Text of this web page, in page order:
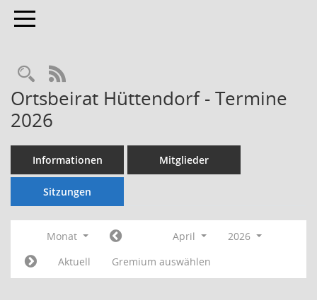
Toggle navigation
Rechercheauswahl
RSS-Feed
Ortsbeirat Hüttendorf - Termine
2026
Informationen Mitglieder
Sitzungen
Monat April
2026
Aktuell
Gremium auswählen